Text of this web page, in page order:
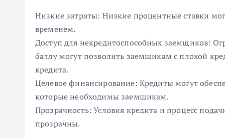
Низкие затраты: Низкие процентные ставки
временем.
Доступ для некредитоспособных заемщиков:
баллу могут позволить заемщикам с плохой
кредита.
Целевое финансирование: Кредиты могут
которые необходимы заемщикам.
Прозрачность: Условия кредита и процесс
прозрачны.